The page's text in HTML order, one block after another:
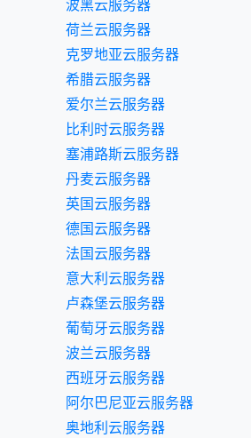
波黑云服务器
荷兰云服务器
克罗地亚云服务器
希腊云服务器
爱尔兰云服务器
比利时云服务器
塞浦路斯云服务器
丹麦云服务器
英国云服务器
德国云服务器
法国云服务器
意大利云服务器
卢森堡云服务器
葡萄牙云服务器
波兰云服务器
西班牙云服务器
阿尔巴尼亚云服务器
奥地利云服务器